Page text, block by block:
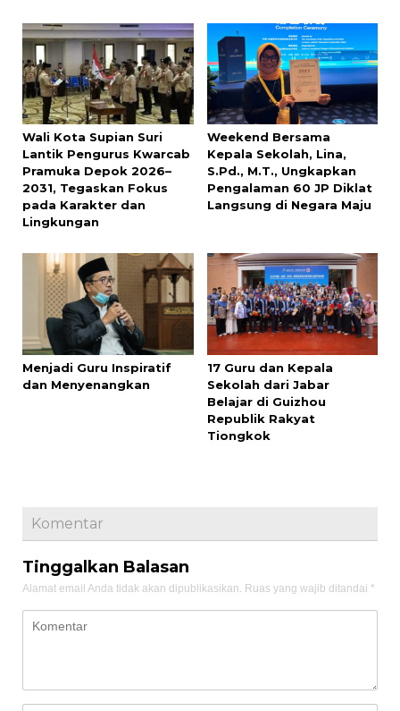
Wali Kota Supian Suri
Lantik Pengurus Kwarcab
Pramuka Depok 2026–
2031, Tegaskan Fokus
pada Karakter dan
Lingkungan
Weekend Bersama
Kepala Sekolah, Lina,
S.Pd., M.T., Ungkapkan
Pengalaman 60 JP Diklat
Langsung di Negara Maju
Menjadi Guru Inspiratif
dan Menyenangkan
17 Guru dan Kepala
Sekolah dari Jabar
Belajar di Guizhou
Republik Rakyat
Tiongkok
Komentar
Tinggalkan Balasan
Alamat email Anda tidak akan dipublikasikan. Ruas yang wajib ditandai *